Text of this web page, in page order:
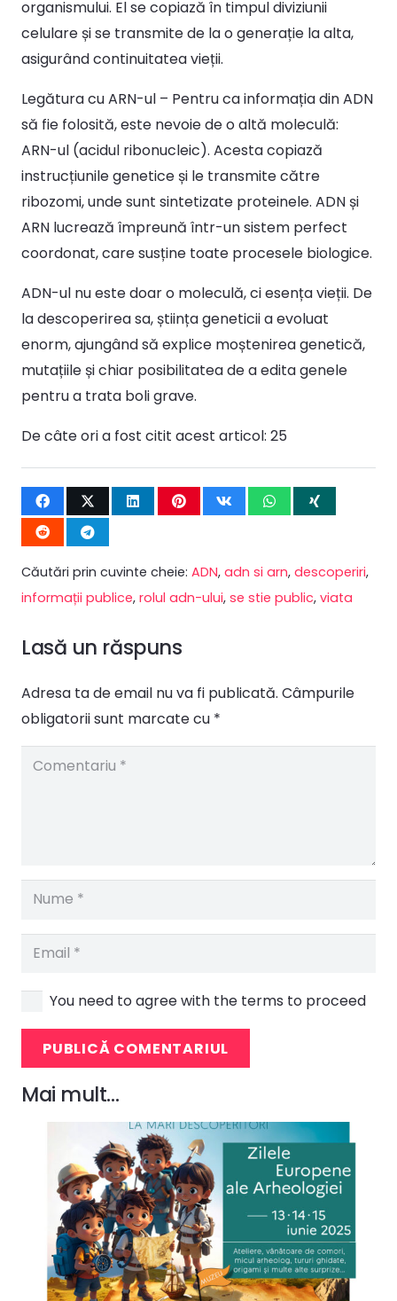
organismului. El se copiază în timpul diviziunii
celulare și se transmite de la o generație la alta,
asigurând continuitatea vieții.
Legătura cu ARN-ul – Pentru ca informația din ADN
să fie folosită, este nevoie de o altă moleculă:
ARN-ul (acidul ribonucleic). Acesta copiază
instrucțiunile genetice și le transmite către
ribozomi, unde sunt sintetizate proteinele. ADN și
ARN lucrează împreună într-un sistem perfect
coordonat, care susține toate procesele biologice.
ADN-ul nu este doar o moleculă, ci esența vieții. De
la descoperirea sa, știința geneticii a evoluat
enorm, ajungând să explice moștenirea genetică,
mutațiile și chiar posibilitatea de a edita genele
pentru a trata boli grave.
De câte ori a fost citit acest articol: 25
Căutări prin cuvinte cheie: ADN, adn si arn, descoperiri,
informații publice, rolul adn-ului, se stie public, viata
Lasă un răspuns
Adresa ta de email nu va fi publicată. Câmpurile
obligatorii sunt marcate cu *
You need to agree with the terms to proceed
PUBLICĂ COMENTARIUL
Mai mult…